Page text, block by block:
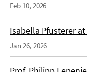
Feb 10, 2026
Isabella Pfusterer
Jan 26, 2026